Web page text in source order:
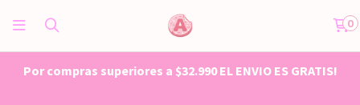
0
Por compras superiores a $32.990 EL ENVIO ES GRATIS!